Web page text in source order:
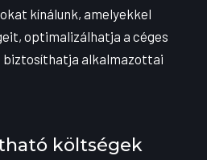
kínálunk, amelyekkel
optimalizálhatja a céges
biztosíthatja alkalmazottai
költségek